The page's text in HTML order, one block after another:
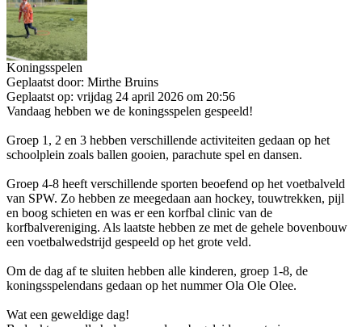
Koningsspelen
Geplaatst door: Mirthe Bruins
Geplaatst op: vrijdag 24 april 2026 om 20:56
Vandaag hebben we de koningsspelen gespeeld!
Groep 1, 2 en 3 hebben verschillende activiteiten gedaan op het
schoolplein zoals ballen gooien, parachute spel en dansen.
Groep 4-8 heeft verschillende sporten beoefend op het voetbalveld
van SPW. Zo hebben ze meegedaan aan hockey, touwtrekken, pijl
en boog schieten en was er een korfbal clinic van de
korfbalvereniging. Als laatste hebben ze met de gehele bovenbouw
een voetbalwedstrijd gespeeld op het grote veld.
Om de dag af te sluiten hebben alle kinderen, groep 1-8, de
koningsspelendans gedaan op het nummer Ola Ole Olee.
Wat een geweldige dag!